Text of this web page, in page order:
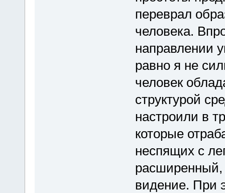
переврал
человека.
направлении
равно я не
человек
структурой
настроили в
которые
неспящих с
расширенный,
видение. При